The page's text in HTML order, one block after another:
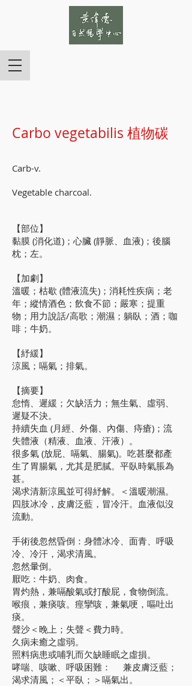
Carbo vegetabilis 植物碳
Carb-v.
Vegetable charcoal.
【部位】
黏膜 (消化道)；心臟 (靜脈、血液)；後腦
枕；左。
【加劇】
溫暖；枯歇 (體液流失)；消耗性疾病；老
年；縱情酒色；飲食不節；嚴寒；提重
物；用力說話/高歌；潮濕；躺臥；酒；咖
啡；牛奶。
【紓緩】
涼風；嗝氣；排氣。
【摘要】
怠惰、遲緩；欠缺活力；無生氣、虛弱、
遲疑不決。
持續失血 (月經、外傷、內傷、痔瘡)；流
失體液（精液、血液、汗液）。
很多氣 (放屁、嗝氣、腸氣)。吃甚麼都產
生了胃腸氣，尤其是肥膩。平臥時氣脹為
甚。
渴求清新涼風並可得紓解。＜溫暖潮濕。
四肢冰冷，皮膚泛藍，冒冷汗。血液似沒
流動。
手術後忽然昏倒：身體冰冷、面青、呼吸
冷、冷汗，渴求清風。
忽然暈倒。
厭吃：牛奶、肉食。
胃灼熱，兼嗝酸氣或打酸屁，食物倒流。
喉痕，兼痰咳。痙攣咳，兼氣哽，嘔吐出
痰。
聲沙＜晚上；失聲＜費力時。
久病未癒之虛弱。
照料病患或哺乳而欠缺睡眠之虛損。
哮喘、咳嗽、呼吸困難： 兼皮膚泛藍；
渴求清風；＜平臥；＞嗝氣出。